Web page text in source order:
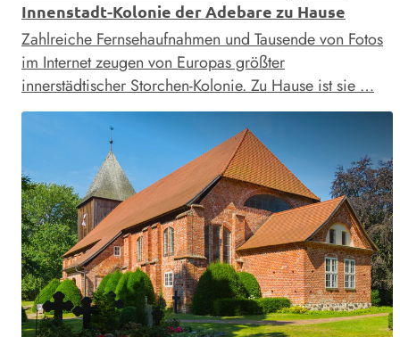
Innenstadt-Kolonie der Adebare zu Hause
Zahlreiche Fernseh­aufnahmen und Tausende von Fotos
im Internet zeugen von Europas größter
innerstädtischer Storchen-Kolonie. Zu Hause ist sie …